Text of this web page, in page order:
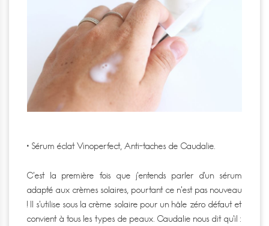
• Sérum éclat Vinoperfect, Anti-taches de Caudalie.
C’est la première fois que j’entends parler d’un sérum
adapté aux crèmes solaires, pourtant ce n’est pas nouveau
! Il s’utilise sous la crème solaire pour un hâle zéro défaut et
convient à tous les types de peaux. Caudalie nous dit qu’il :